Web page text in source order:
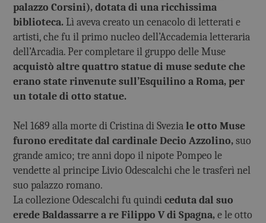
palazzo Corsini), dotata di una ricchissima
biblioteca.Lì aveva creato un cenacolo di letterati e
artisti, che fu il primo nucleo dell’Accademia letteraria
dell’Arcadia. Per completare il gruppo delle Muse
acquistò altre quattro statue di muse sedute che
erano state rinvenute sull’Esquilino a Roma, per
un totale di otto statue.
Nel 1689 alla morte di Cristina di Sveziale otto Muse
furono ereditate dal cardinale Decio Azzolino,suo
grande amico; tre anni dopo il nipote Pompeo le
vendette al principe Livio Odescalchi che le trasferì nel
suo palazzo romano.
La collezione Odescalchi fu quindiceduta dal suo
erede Baldassarre a re Filippo V di Spagna,e le otto